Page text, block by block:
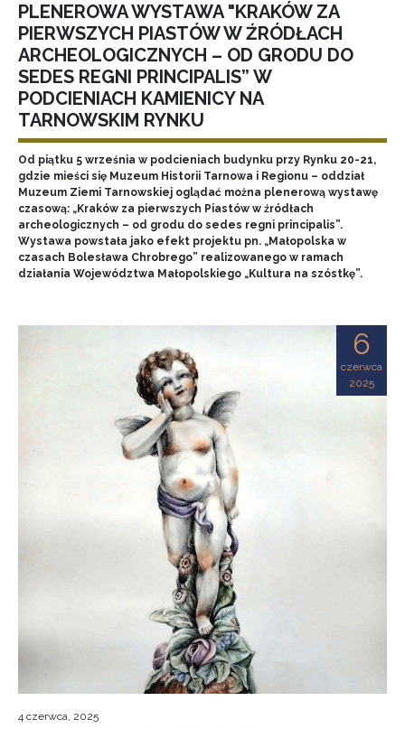
PLENEROWA WYSTAWA "KRAKÓW ZA
PIERWSZYCH PIASTÓW W ŹRÓDŁACH
ARCHEOLOGICZNYCH – OD GRODU DO
SEDES REGNI PRINCIPALIS” W
PODCIENIACH KAMIENICY NA
TARNOWSKIM RYNKU
Od piątku 5 września w podcieniach budynku przy Rynku 20-21,
gdzie mieści się Muzeum Historii Tarnowa i Regionu – oddział
Muzeum Ziemi Tarnowskiej oglądać można plenerową wystawę
czasową: „Kraków za pierwszych Piastów w źródłach
archeologicznych – od grodu do sedes regni principalis”.
Wystawa powstała jako efekt projektu pn. „Małopolska w
czasach Bolesława Chrobrego” realizowanego w ramach
działania Województwa Małopolskiego „Kultura na szóstkę”.
6
czerwca
2025
4 czerwca, 2025